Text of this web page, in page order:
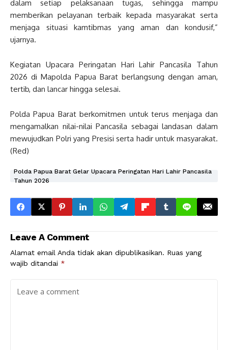
dalam setiap pelaksanaan tugas, sehingga mampu
memberikan pelayanan terbaik kepada masyarakat serta
menjaga situasi kamtibmas yang aman dan kondusif,”
ujarnya.
Kegiatan Upacara Peringatan Hari Lahir Pancasila Tahun
2026 di Mapolda Papua Barat berlangsung dengan aman,
tertib, dan lancar hingga selesai.
Polda Papua Barat berkomitmen untuk terus menjaga dan
mengamalkan nilai-nilai Pancasila sebagai landasan dalam
mewujudkan Polri yang Presisi serta hadir untuk masyarakat.
(Red)
Polda Papua Barat Gelar Upacara Peringatan Hari Lahir Pancasila
Tahun 2026
Leave A Comment
Alamat email Anda tidak akan dipublikasikan. Ruas yang
wajib ditandai *